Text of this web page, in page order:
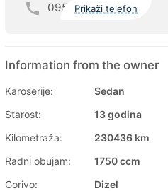
095 Prikaži telefon
Information from the owner
Karoserije:
Sedan
Starost:
13 godina
Kilometraža:
230436 km
Radni obujam:
1750 ccm
Gorivo:
Dizel